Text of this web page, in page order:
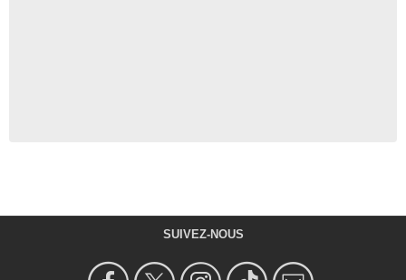
SUIVEZ-NOUS